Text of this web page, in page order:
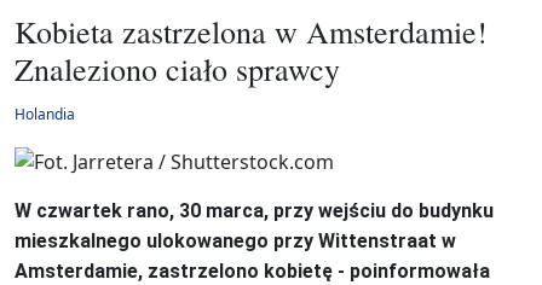
Kobieta zastrzelona w Amsterdamie!
Znaleziono ciało sprawcy
Holandia
W czwartek rano, 30 marca, przy wejściu do budynku
mieszkalnego ulokowanego przy Wittenstraat w
Amsterdamie, zastrzelono kobietę - poinformowała